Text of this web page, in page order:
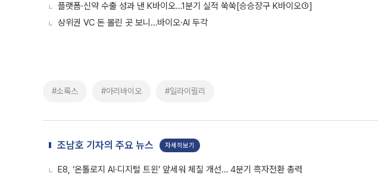
플랫폼·신약 수출 성과 낸 K바이오…1분기 실적 쑥쑥[승승장구 K바이오①]
상위권 VC 돈 몰린 곳 보니…바이오·AI 두각
#소룩스 #아리바이오 #일라이릴리
조남호 기자의 주요 뉴스 자세히보기
E8, ‘온톨로지 AI·디지털 트윈’ 앞세워 체질 개선… 4분기 흑자전환 총력